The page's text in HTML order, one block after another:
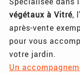
végétaux à Vitré,
après-vente
pour vous
votre jardin.
Un